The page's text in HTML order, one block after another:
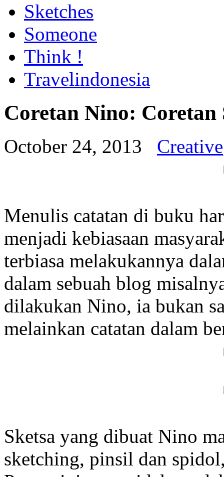
Sketches
Someone
Think !
Travelindonesia
Coretan Nino: Coretan
October 24, 2013 Creative
Menulis catatan di buku
menjadi kebiasaan
terbiasa melakukannya
dalam sebuah blog
dilakukan Nino, ia bukan
melainkan catatan dalam
Sketsa yang dibuat Nino
sketching, pinsil dan